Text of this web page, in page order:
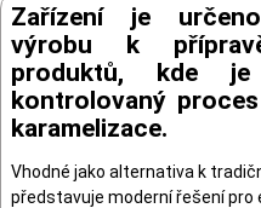
Zařízení je
výrobu k
produktů, kde
kontrolovaný
karamelizace.
Vhodné jako alternativa k
představuje moderní řešení